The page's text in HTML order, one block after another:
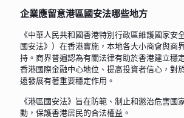
企業應留意港區國安法哪些地方
《中華人民共和國香港特別行政區維護國家安
國安法》）在香港實施，本地各大小商會與商
持。商界普遍認為有關法律有助於香港建立穩
香港國際金融中心地位、提高投資者信心，對
遠發展有著重要穩定作用。
《港區國安法》旨在防範、制止和懲治危害國
動，保護香港居民的合法權益。